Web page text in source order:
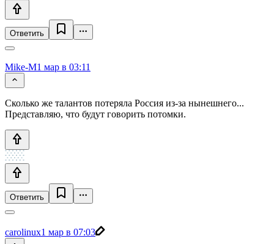
Ответить
Mike-M1 мар в 03:11
Сколько же талантов потеряла Россия из-за нынешнего...
Представляю, что будут говорить потомки.
Ответить
carolinux1 мар в 07:03